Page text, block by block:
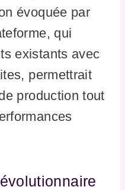
évoquée par
qui
existants avec
permettrait
production tout